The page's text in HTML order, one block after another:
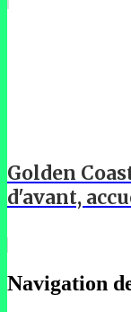
Golden
d'avant,
Navigation